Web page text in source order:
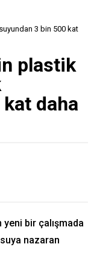
3 bin 500 kat
plastik
daha
yeni bir çalışmada
nazaran